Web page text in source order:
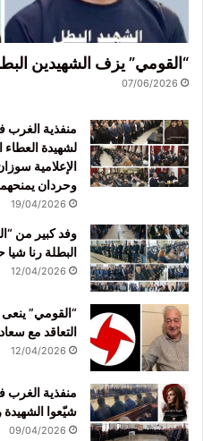
“القومي” يزف الشهيدين
07/06/2026
منفذية الغرب
لشهيدة
الإعلامية
وحردان
19/04/2026
وفد كبير من
البطلة رنا
12/04/2026
“القومي”
التعاقد مع
12/04/2026
منفذية الغرب
شيّعوا
09/04/2026